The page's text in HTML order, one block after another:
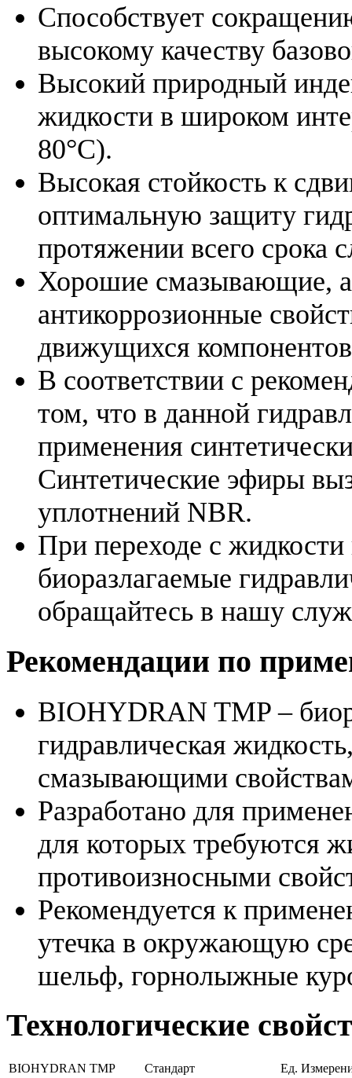
Способствует
высокому качеству
Высокий природный
жидкости в широком
80°C).
Высокая стойкость к
оптимальную защиту
протяжении всего срока
Хорошие смазывающие,
антикоррозионные
движущихся
В соответствии с
том, что в данной
применения
Синтетические эфиры
уплотнений NBR.
При переходе с
биоразлагаемые
обращайтесь в нашу
Рекомендации по
BIOHYDRAN TMP –
гидравлическая
смазывающими
Разработано для
для которых требуются
противоизносными
Рекомендуется к
утечка в окружающую
шельф, горнолыжные
Технологические
BIOHYDRAN TMP Cтандарт
Ед.